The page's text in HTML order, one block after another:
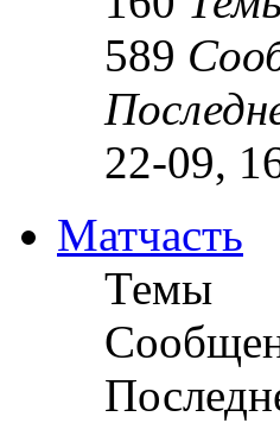
589
22-09,
Матчасть
Темы